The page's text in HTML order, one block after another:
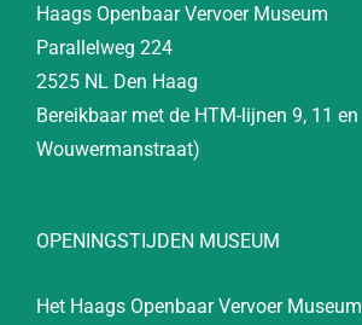
Haags Openbaar Vervoer Museum
Parallelweg 224
2525 NL Den Haag
Bereikbaar met de HTM-lijnen 9, 11
Wouwermanstraat)
OPENINGSTIJDEN MUSEUM
Het Haags Openbaar Vervoer